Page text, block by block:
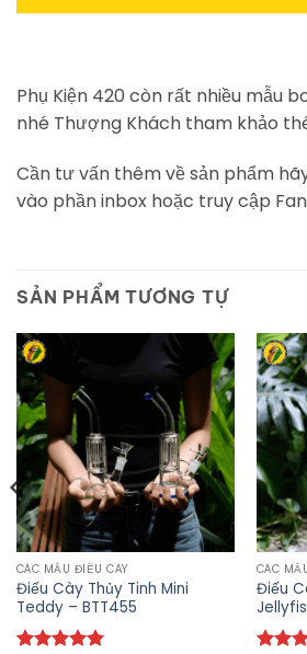
Phụ Kiện 420 còn rất nhiều mẫu
nhé Thượng Khách tham khảo
Cần tư vấn thêm về sản phẩm
vào phần inbox hoặc truy cập
SẢN PHẨM TƯƠNG TỰ
CÁC MẪU ĐIẾU CÀY
Điếu Cày Thủy Tinh Mini
Teddy – BTT455
CÁC
Điếu